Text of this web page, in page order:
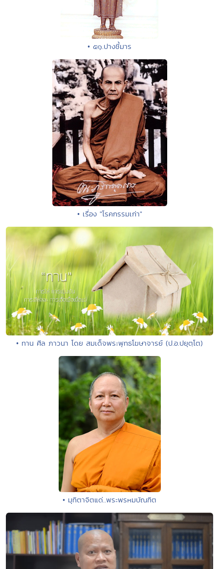
• ๕๑.ปางชี้มาร
• เรื่อง "โรคกรรมเก่า"
• ทาน ศีล ภาวนา โดย สมเด็จพระพุทธโฆษาจารย์ (ป.อ.ปยุตฺโต)
• มุทิตาจิตแด่..พระพรหมบัณฑิต